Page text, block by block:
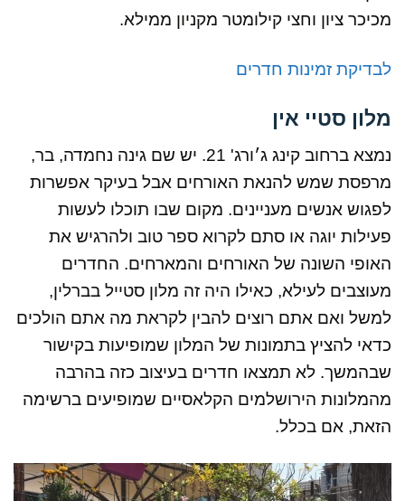
מכיכר ציון וחצי קילומטר מקניון ממילא.
לבדיקת זמינות חדרים
מלון סטיי אין
נמצא ברחוב קינג ג׳ורג' 21. יש שם גינה נחמדה, בר,
מרפסת שמש להנאת האורחים אבל בעיקר אפשרות
לפגוש אנשים מעניינים. מקום שבו תוכלו לעשות
פעילות יוגה או סתם לקרוא ספר טוב ולהרגיש את
האופי השונה של האורחים והמארחים. החדרים
מעוצבים לעילא, כאילו היה זה מלון סטייל בברלין,
למשל ואם אתם רוצים להבין לקראת מה אתם הולכים
כדאי להציץ בתמונות של המלון שמופיעות בקישור
שבהמשך. לא תמצאו חדרים בעיצוב כזה בהרבה
מהמלונות הירושלמים הקלאסיים שמופיעים ברשימה
הזאת, אם בכלל.